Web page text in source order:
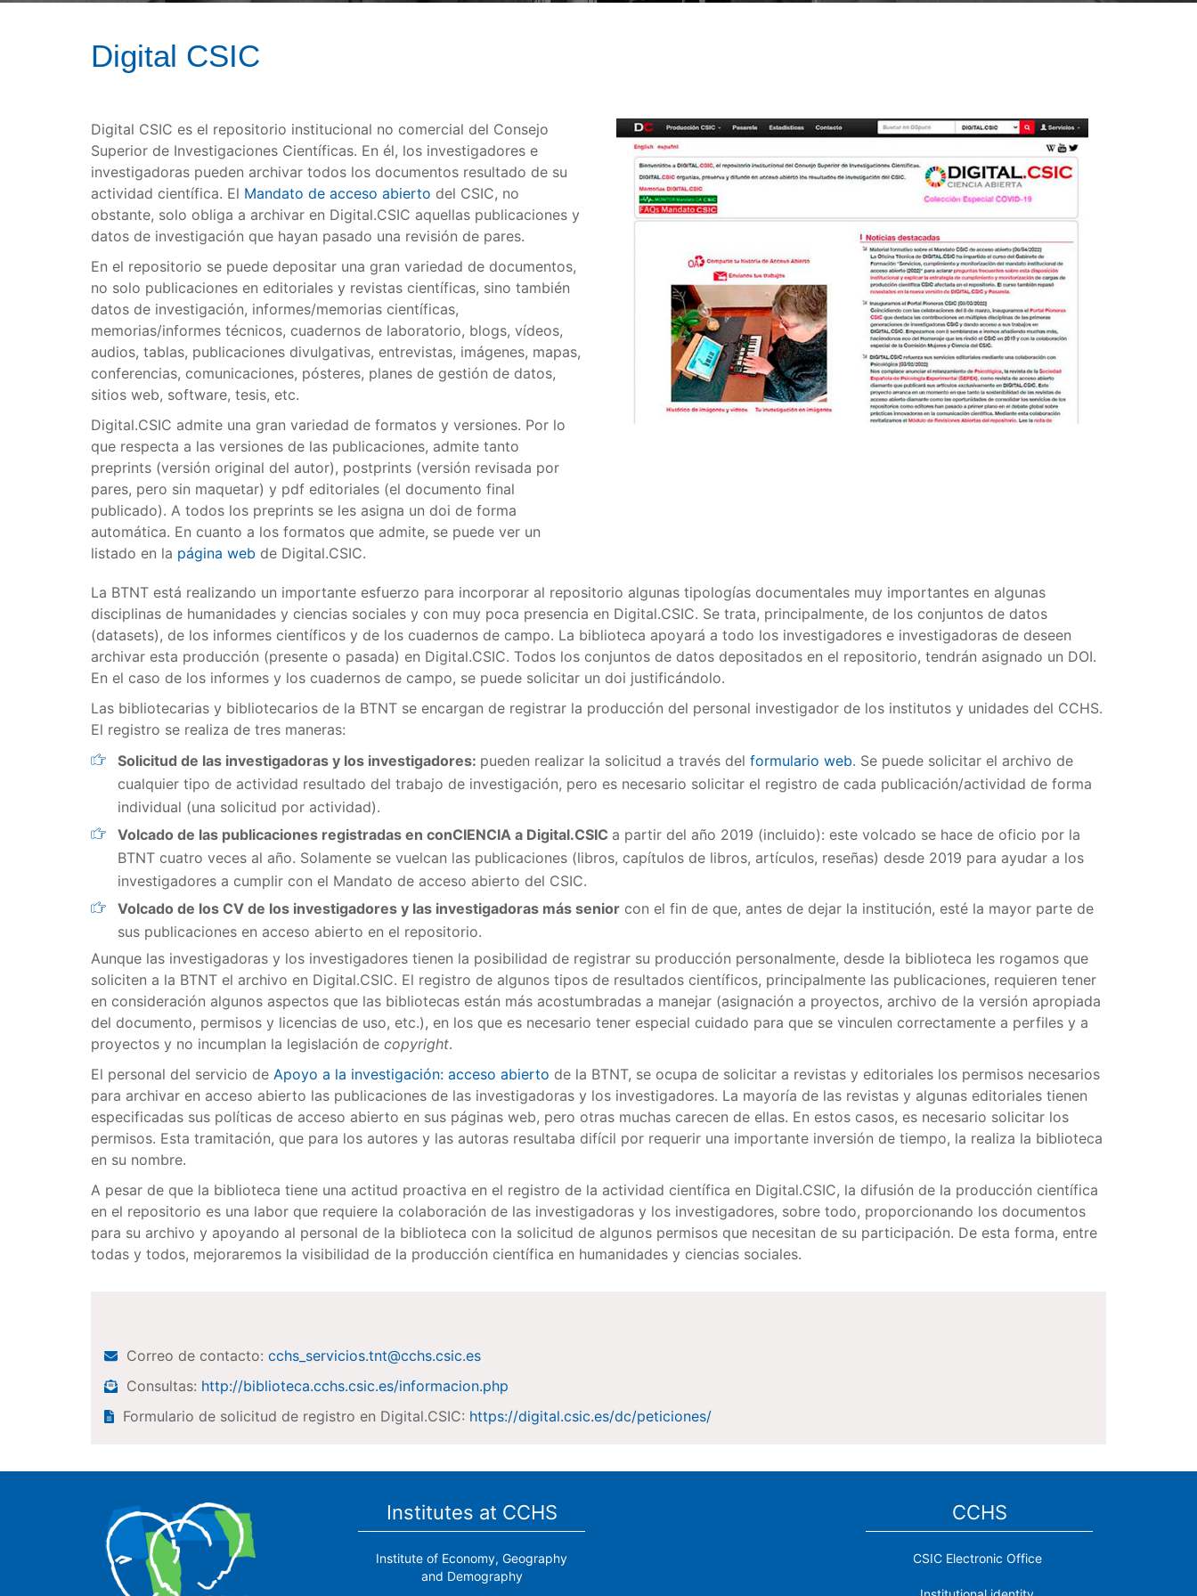
Digital CSIC
Digital CSIC es el repositorio institucional no comercial del Consejo
Superior de Investigaciones Científicas. En él, los investigadores e
investigadoras pueden archivar todos los documentos resultado de su
actividad científica. El Mandato de acceso abierto del CSIC, no
obstante, solo obliga a archivar en Digital.CSIC aquellas publicaciones y
datos de investigación que hayan pasado una revisión de pares.
En el repositorio se puede depositar una gran variedad de documentos,
no solo publicaciones en editoriales y revistas científicas, sino también
datos de investigación, informes/memorias científicas,
memorias/informes técnicos, cuadernos de laboratorio, blogs, vídeos,
audios, tablas, publicaciones divulgativas, entrevistas, imágenes, mapas,
conferencias, comunicaciones, pósteres, planes de gestión de datos,
sitios web, software, tesis, etc.
Digital.CSIC admite una gran variedad de formatos y versiones. Por lo
que respecta a las versiones de las publicaciones, admite tanto
preprints (versión original del autor), postprints (versión revisada por
pares, pero sin maquetar) y pdf editoriales (el documento final
publicado). A todos los preprints se les asigna un doi de forma
automática. En cuanto a los formatos que admite, se puede ver un
listado en la página web de Digital.CSIC.
La BTNT está realizando un importante esfuerzo para incorporar al repositorio algunas tipologías documentales muy importantes en algunas
disciplinas de humanidades y ciencias sociales y con muy poca presencia en Digital.CSIC. Se trata, principalmente, de los conjuntos de datos
(datasets), de los informes científicos y de los cuadernos de campo. La biblioteca apoyará a todo los investigadores e investigadoras de deseen
archivar esta producción (presente o pasada) en Digital.CSIC. Todos los conjuntos de datos depositados en el repositorio, tendrán asignado un DOI.
En el caso de los informes y los cuadernos de campo, se puede solicitar un doi justificándolo.
Las bibliotecarias y bibliotecarios de la BTNT se encargan de registrar la producción del personal investigador de los institutos y unidades del CCHS.
El registro se realiza de tres maneras:
Solicitud de las investigadoras y los investigadores: pueden realizar la solicitud a través del formulario web. Se puede solicitar el archivo de
cualquier tipo de actividad resultado del trabajo de investigación, pero es necesario solicitar el registro de cada publicación/actividad de forma
individual (una solicitud por actividad).
Volcado de las publicaciones registradas en conCIENCIA a Digital.CSIC a partir del año 2019 (incluido): este volcado se hace de oficio por la
BTNT cuatro veces al año. Solamente se vuelcan las publicaciones (libros, capítulos de libros, artículos, reseñas) desde 2019 para ayudar a los
investigadores a cumplir con el Mandato de acceso abierto del CSIC.
Volcado de los CV de los investigadores y las investigadoras más senior con el fin de que, antes de dejar la institución, esté la mayor parte de
sus publicaciones en acceso abierto en el repositorio.
Aunque las investigadoras y los investigadores tienen la posibilidad de registrar su producción personalmente, desde la biblioteca les rogamos que
soliciten a la BTNT el archivo en Digital.CSIC. El registro de algunos tipos de resultados científicos, principalmente las publicaciones, requieren tener
en consideración algunos aspectos que las bibliotecas están más acostumbradas a manejar (asignación a proyectos, archivo de la versión apropiada
del documento, permisos y licencias de uso, etc.), en los que es necesario tener especial cuidado para que se vinculen correctamente a perfiles y a
proyectos y no incumplan la legislación de copyright.
El personal del servicio de Apoyo a la investigación: acceso abierto de la BTNT, se ocupa de solicitar a revistas y editoriales los permisos necesarios
para archivar en acceso abierto las publicaciones de las investigadoras y los investigadores. La mayoría de las revistas y algunas editoriales tienen
especificadas sus políticas de acceso abierto en sus páginas web, pero otras muchas carecen de ellas. En estos casos, es necesario solicitar los
permisos. Esta tramitación, que para los autores y las autoras resultaba difícil por requerir una importante inversión de tiempo, la realiza la biblioteca
en su nombre.
A pesar de que la biblioteca tiene una actitud proactiva en el registro de la actividad científica en Digital.CSIC, la difusión de la producción científica
en el repositorio es una labor que requiere la colaboración de las investigadoras y los investigadores, sobre todo, proporcionando los documentos
para su archivo y apoyando al personal de la biblioteca con la solicitud de algunos permisos que necesitan de su participación. De esta forma, entre
todas y todos, mejoraremos la visibilidad de la producción científica en humanidades y ciencias sociales.
Correo de contacto: cchs_servicios.tnt@cchs.csic.es
Consultas: http://biblioteca.cchs.csic.es/informacion.php
Formulario de solicitud de registro en Digital.CSIC: https://digital.csic.es/dc/peticiones/
Institutes at CCHS
Institute of Economy, Geography
and Demography
CCHS
CSIC Electronic Office